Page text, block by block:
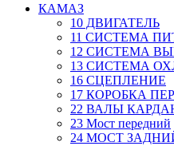
КАМАЗ
10 ДВИГАТЕЛЬ
11 СИСТЕМА
12 СИСТЕМА
13 СИСТЕМА
16 СЦЕПЛЕНИЕ
17 КОРОБКА
22 ВАЛЫ
23 Мост передний
24 МОСТ